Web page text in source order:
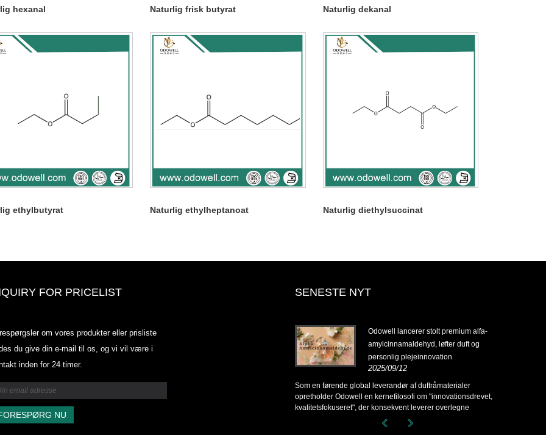
hexanal Naturlig frisk butyrat Naturlig dekanal
ethylbutyrat Naturlig ethylheptanoat Naturlig diethylsuccinat
FOR PRICELIST
om vores produkter eller prisliste
du give din e-mail til os, og vi vil være i
inden for 24 timer.
SENESTE NYT
2025.07.25
Odowell lancerer stolt premium alfa-
amylcinnamaldehyd, løfter duft og
personlig plejeinnovation
2025/09/12
Som en førende global leverandør af duftråmaterialer
opretholder Odowell en kernefilosofi om "innovationsdrevet,
kvalitetsfokuseret", der konsekvent leverer overlegne
duftløsninger til kunder over hele verden.